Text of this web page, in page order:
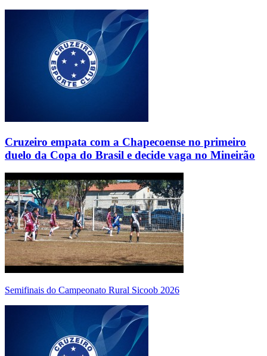
Cruzeiro empata com a Chapecoense no primeiro
duelo da Copa do Brasil e decide vaga no Mineirão
Semifinais do Campeonato Rural Sicoob 2026